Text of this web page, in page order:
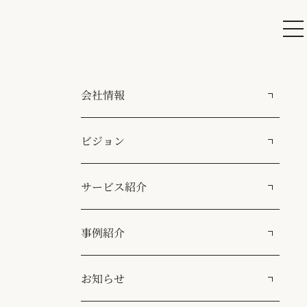
会社情報
ビジョン
サービス紹介
事例紹介
お知らせ